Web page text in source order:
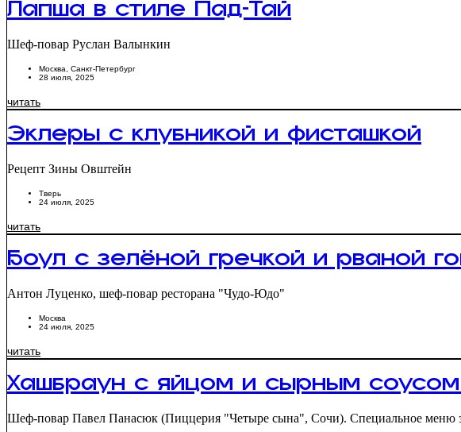
Лапша в стиле Пад-Тай
Шеф-повар Руслан Валынкин
Москва
Санкт-Петербург
28 июля, 2025
читать
Эклеры с клубникой и фисташкой
Рецепт Зины Овштейн
Тверь
24 июля, 2025
читать
Боул с зелёной гречкой и рваной
Антон Луценко, шеф-повар ресторана "Чудо-Юдо"
Москва
24 июля, 2025
читать
Хашбраун с яйцом и сырным
Шеф-повар Павел Панасюк (Пиццерия "Четыре сына", Сочи). Специальное меню